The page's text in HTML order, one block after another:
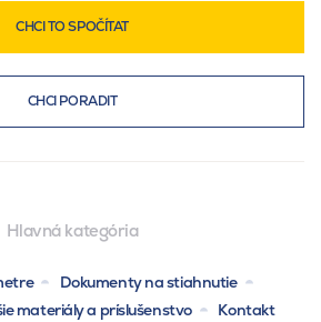
CHCI TO SPOČÍTAT
CHCI PORADIT
Hlavná kategória
Dokumenty na stiahnutie
materiály a príslušenstvo Kontakt